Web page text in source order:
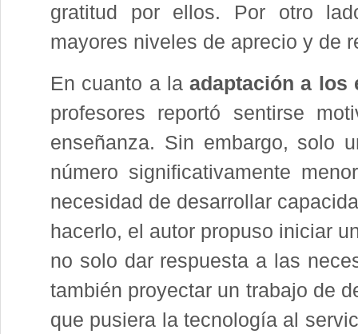
gratitud por ellos. Por otro
mayores niveles de aprecio y de
En cuanto a laadaptación a los
profesores reportó sentirse
enseñanza. Sin embargo, solo
número significativamente
necesidad de desarrollar
hacerlo, el autor propuso iniciar
no solo dar respuesta a las
también proyectar un trabajo de
que pusiera la tecnología al